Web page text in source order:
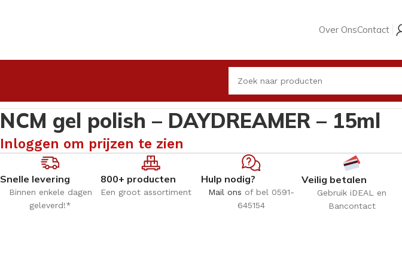
Over OnsContact
NCM gel polish – DAYDREAMER – 15ml
Inloggen om prijzen te zien
Snelle levering
Binnen enkele dagen
geleverd!*
800+ producten
Een groot assortiment
Hulp nodig?
Mail ons of bel 0591-
645154
Veilig betalen
Gebruik iDEAL en
Bancontact